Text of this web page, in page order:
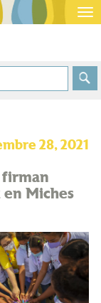
28, 2021
firman
Miches